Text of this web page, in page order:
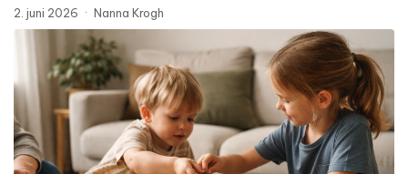
2. juni 2026 · Nanna Krogh